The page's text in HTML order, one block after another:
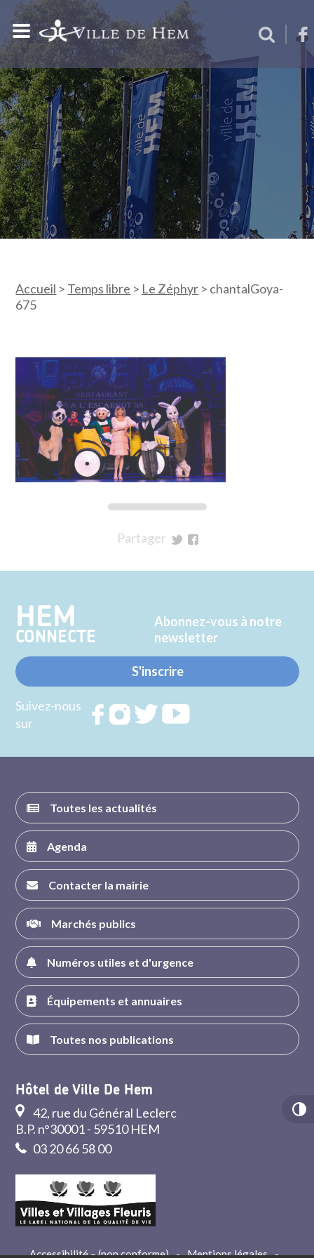
Accueil > Temps libre > Le Zéphyr > chantalGoya-
675
Partager
Twitter
Facebook
HEM
CONNECTE
Abonnez-vous à notre
newsletter
S'inscrire
Suivez-nous
sur
RejoignezRejoignezRejoignez
Toutes les actualités
Agenda
Contacter la mairie
Marchés publics
Numéros utiles et d'urgence
Équipements et annuaires
Toutes nos publications
Hôtel de Ville De Hem
42, rue du Général Leclerc
B.P. n°30001 - 59510 HEM
03 20 66 58 00
Accessibilité – (non conforme) - Mentions légales -